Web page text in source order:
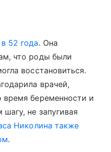
52 года. Она
что роды были
восстановиться.
врачей,
время беременности и
не запугивая
Николина также
.